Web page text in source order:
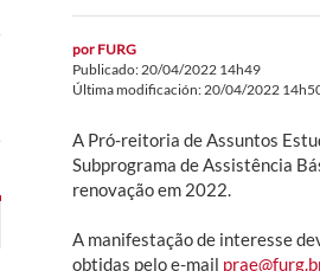
por FURG
Publicado: 20/04/2022 14h49
Última modificación: 20/04/2022
A Pró-reitoria de Assuntos
Subprograma de Assistência
renovação em 2022.
A manifestação de interesse
obtidas pelo e-mail